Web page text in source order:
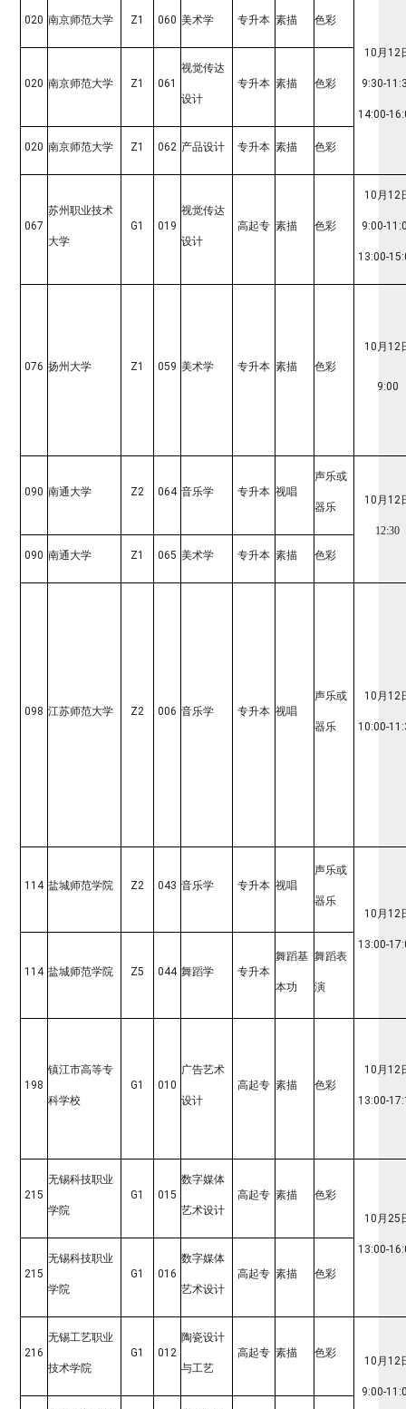
020 南京师范大学 Z1 060 美术学 专升本 素描 色彩
10月12
9:30-
14:00-
020 南京师范大学 Z1 061
视觉传达
设计
专升本 素描 色彩
020 南京师范大学 Z1 062 产品设计 专升本 素描 色彩
067
苏州职业技术
大学
G1 019
视觉传达
设计
高起专 素描 色彩
10月12
9:00-11:
1 3:00-1 5
076 扬州大学 Z1 059 美术学 专升本 素描 色彩
10月12
9:00
090 南通大学 Z2 064 音乐学 专升本 视唱
声乐或
器乐
10月1 2
12:30
090 南通大学 Z1 065 美术学 专升本 素描 色彩
098 江苏师范大学 Z2 006 音乐学 专升本 视唱
声乐或
器乐
10月12
10:00-
114 盐城师范学院 Z2 043 音乐学 专升本 视唱
声乐或
器乐
10月12
13:00-
114 盐城师范学院 Z5 044 舞蹈学 专升本
舞蹈基
本功
舞蹈表
演
198
镇江市高等专
科学校
G1 010
广告艺术
设计
高起专 素描 色彩
10月12
13:00-
215
无锡科技职业
学院
G1 015
数字媒体
艺术设计
高起专 素描
色彩
10月25
13:00-
215
无锡科技职业
学院
G1 016
数字媒体
艺术设计
高起专 素描 色彩
216
无锡工艺职业
技术学院
G1 012
陶瓷设计
与工艺
高起专 素描 色彩
10月12
9:00-